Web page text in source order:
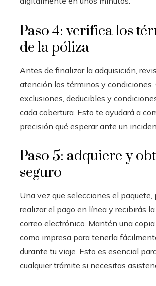
Paso 4: verifica los
de la póliza
Antes de finalizar la adquisición,
atención los términos y condiciones.
exclusiones, deducibles y
cada cobertura. Esto te ayudará a
precisión qué esperar ante un
Paso 5: adquiere y
seguro
Una vez que selecciones el paquete,
realizar el pago en línea y recibirás
correo electrónico. Mantén una
como impresa para tenerla
durante tu viaje. Esto es esencial
cualquier trámite si necesitas